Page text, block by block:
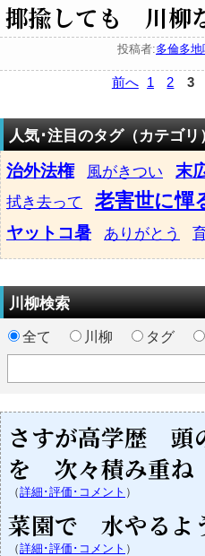
揶揄しても 川柳
投稿者:多倫多地
前へ 1 2 3
人気･注目のタグ（カテゴリ
治外法権 風がきつい 末
拭き去って
老害世に憚
ヤットコ暑 ありがとう
川柳検索
全て 川柳 タグ
さすが高学歴 頭
を 次々積み重ね
（詳細･評価･コメント ）
菜園で 水やるよ
（詳細･評価･コメント ）